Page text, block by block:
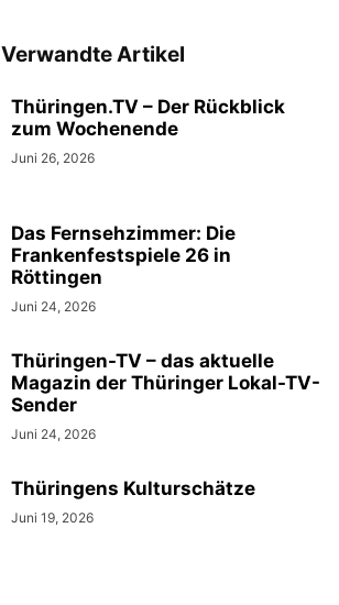
Verwandte Artikel
Thüringen.TV – Der Rückblick
zum Wochenende
Juni 26, 2026
Das Fernsehzimmer: Die
Frankenfestspiele 26 in
Röttingen
Juni 24, 2026
Thüringen-TV – das aktuelle
Magazin der Thüringer Lokal-TV-
Sender
Juni 24, 2026
Thüringens Kulturschätze
Juni 19, 2026